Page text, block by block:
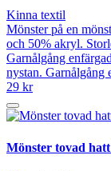
Kinna textil
Mönster på en
och 50% akryl.
Garnålgång
nystan.
29 kr
Mönster tovad